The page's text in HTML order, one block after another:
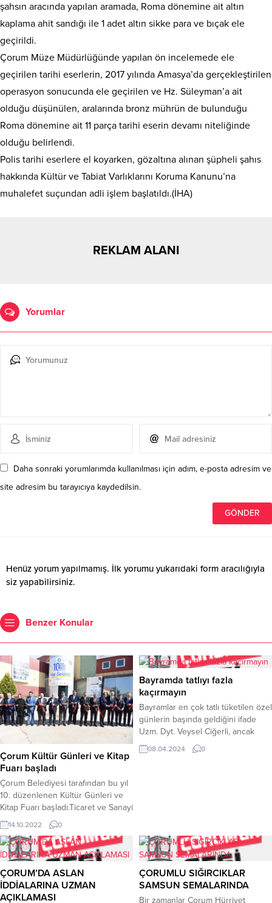
şahsın aracında yapılan aramada, Roma dönemine ait altın
kaplama ahit sandığı ile 1 adet altın sikke para ve bıçak ele
geçirildi.
Çorum Müze Müdürlüğünde yapılan ön incelemede ele
geçirilen tarihi eserlerin, 2017 yılında Amasya’da gerçekleştirilen
operasyon sonucunda ele geçirilen ve Hz. Süleyman’a ait
olduğu düşünülen, aralarında bronz mührün de bulunduğu
Roma dönemine ait 11 parça tarihi eserin devamı niteliğinde
olduğu belirlendi.
Polis tarihi eserlere el koyarken, gözaltına alınan şüpheli şahıs
hakkında Kültür ve Tabiat Varlıklarını Koruma Kanunu’na
muhalefet suçundan adli işlem başlatıldı.(İHA)
REKLAM ALANI
Yorumlar
Daha sonraki yorumlarımda kullanılması için adım, e-posta adresim ve
site adresim bu tarayıcıya kaydedilsin.
Henüz yorum yapılmamış. İlk yorumu yukarıdaki form aracılığıyla
siz yapabilirsiniz.
Benzer Konular
Çorum Kültür Günleri ve Kitap
Fuarı başladı
Çorum Belediyesi tarafından bu yıl
10. düzenlenen Kültür Günleri ve
Kitap Fuarı başladı.Ticaret ve Sanayi
Odası Kompleksi’nde
gerçekleştirilen etkinlikte 100’ün
üzerinde yayınevi ve yazar
kitapseverlerle buluşacak. Çorum
Belediyesi bölgenin en büyük
kültür etkinliğinden birisine ev
sahipliğine yaparken fuara 100
14.10.2022 0
Bayramda tatlıyı fazla
kaçırmayın
Bayramlar en çok tatlı tüketilen özel
günlerin başında geldiğini ifade
Uzm. Dyt. Veysel Ciğerli, ancak
bayram ziyaretlerinde ikram edilen
tatlılara hayır diyememek, bazı
beslenme düzeninde bazı
değişiklikler...
08.04.2024 0
ÇORUM’DA ASLAN
İDDİALARINA UZMAN
AÇIKLAMASI
ÇORUMLU SIĞIRCIKLAR
SAMSUN SEMALARINDA
Bir zamanlar Çorum Hürriyet